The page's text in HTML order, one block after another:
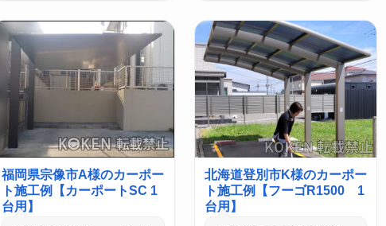
福岡県宗像市A様のカーポー
ト施工例【カーポートSC 1
台用】
北海道登別市K様のカーポー
ト施工例【フーゴR1500 1
台用】